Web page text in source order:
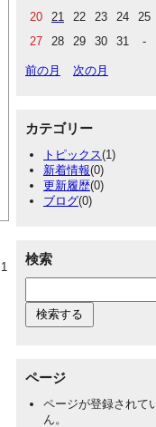
1
20
21 22 23 24 25
27
28 29 30 31 -
前の月 次の月
カテゴリー
トピックス(1)
新着情報(0)
更新履歴(0)
ブログ(0)
検索
ページ
ページが登録されて
ん。